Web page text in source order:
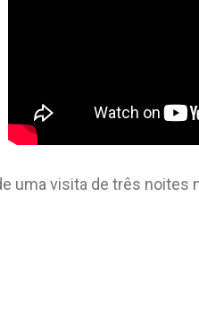
uma visita de três noites